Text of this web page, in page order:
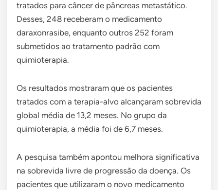
tratados para câncer de pâncreas metastático.
Desses, 248 receberam o medicamento
daraxonrasibe, enquanto outros 252 foram
submetidos ao tratamento padrão com
quimioterapia.
Os resultados mostraram que os pacientes
tratados com a terapia-alvo alcançaram sobrevida
global média de 13,2 meses. No grupo da
quimioterapia, a média foi de 6,7 meses.
A pesquisa também apontou melhora significativa
na sobrevida livre de progressão da doença. Os
pacientes que utilizaram o novo medicamento